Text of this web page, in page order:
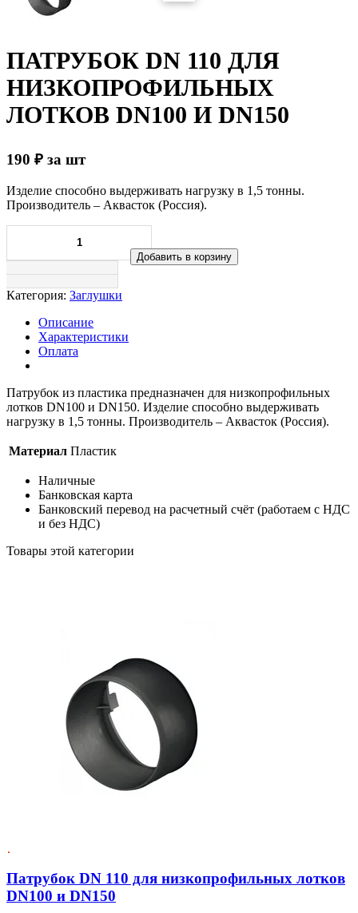
ПАТРУБОК DN 110 ДЛЯ
НИЗКОПРОФИЛЬНЫХ
ЛОТКОВ DN100 И DN150
190 ₽ за шт
Изделие способно выдерживать нагрузку в 1,5 тонны.
Производитель – Аквасток (Россия).
Добавить в корзину
Категория: Заглушки
Описание
Характеристики
Оплата
Патрубок из пластика предназначен для низкопрофильных
лотков DN100 и DN150. Изделие способно выдерживать
нагрузку в 1,5 тонны. Производитель – Аквасток (Россия).
Материал Пластик
Наличные
Банковская карта
Банковский перевод на расчетный счёт (работаем с НДС
и без НДС)
Товары этой категории
Патрубок DN 110 для низкопрофильных лотков
DN100 и DN150